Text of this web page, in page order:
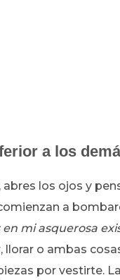
a los
abres los ojos y
a
en mi asquerosa
llorar o ambas
por vestirte.